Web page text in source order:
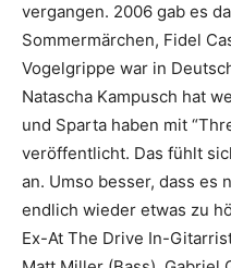
vergangen. 2006 gab es
Sommermärchen, Fidel
Vogelgrippe war in
Natascha Kampusch hat
und Sparta haben mit
veröffentlicht. Das fühlt
an. Umso besser, dass es
endlich wieder etwas zu
Ex-At The Drive In-